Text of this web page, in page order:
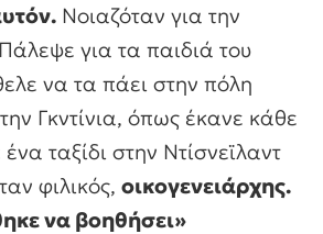
Νοιαζόταν για την
για τα παιδιά του
να τα πάει στην πόλη
Γκντίνια, όπως έκανε κάθε
ταξίδι στην Ντίσνεϊλαντ
φιλικός, οικογενειάρχης.
να βοηθήσει»